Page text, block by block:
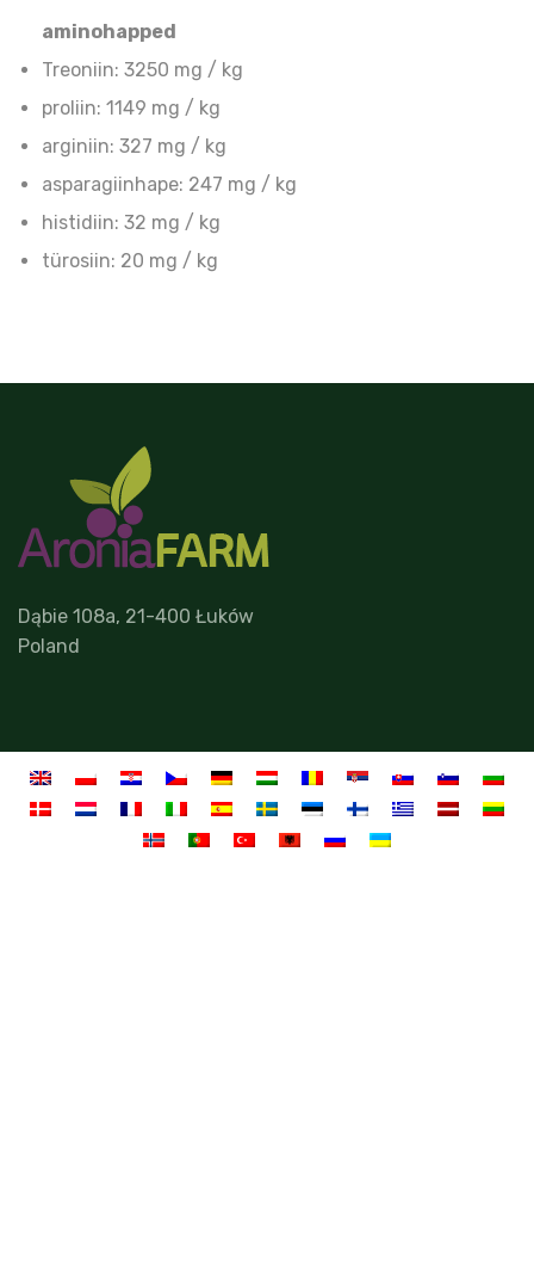
aminohapped
Treoniin: 3250 mg / kg
proliin: 1149 mg / kg
arginiin: 327 mg / kg
asparagiinhape: 247 mg / kg
histidiin: 32 mg / kg
türosiin: 20 mg / kg
Dąbie 108a, 21-400 Łuków
Poland